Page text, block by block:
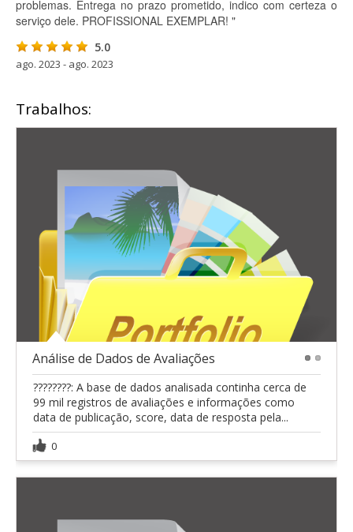
problemas. Entrega no prazo prometido, indico com certeza o
serviço dele. PROFISSIONAL EXEMPLAR! "
5.0
ago. 2023 - ago. 2023
Trabalhos:
Análise de Dados de Avaliações
????????: A base de dados analisada continha cerca de
99 mil registros de avaliações e informações como
data de publicação, score, data de resposta pela...
0